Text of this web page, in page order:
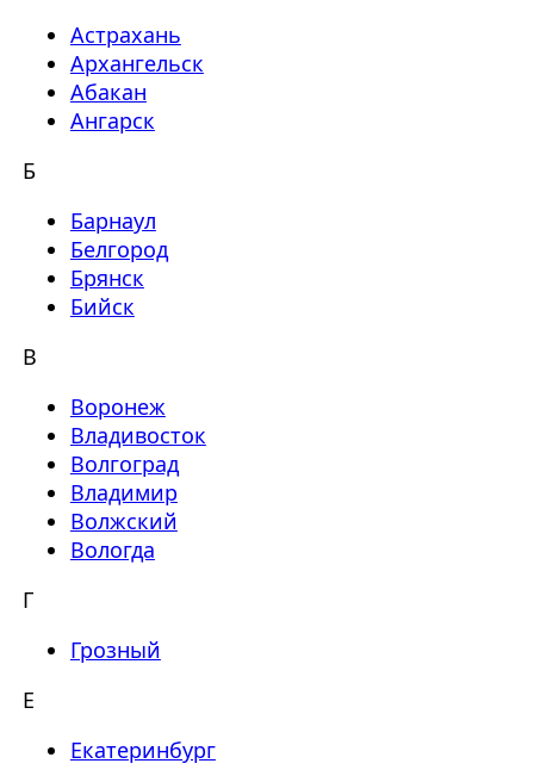
Астрахань
Архангельск
Абакан
Ангарск
Б
Барнаул
Белгород
Брянск
Бийск
В
Воронеж
Владивосток
Волгоград
Владимир
Волжский
Вологда
Г
Грозный
Е
Екатеринбург